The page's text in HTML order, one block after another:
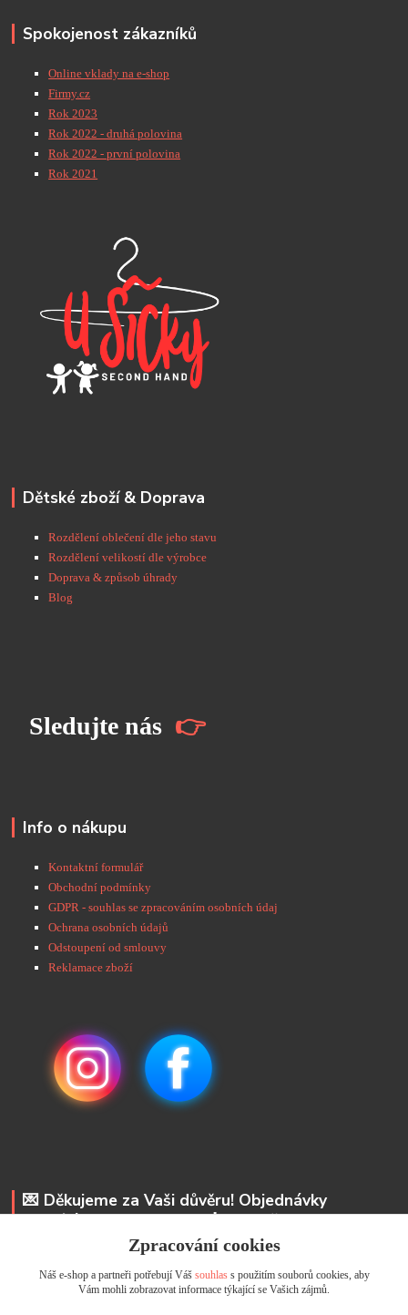
Spokojenost zákazníků
Online vklady na e-shop
Firmy.cz
Rok 2023
Rok 2022 - druhá polovina
Rok 2022 - první polovina
Rok 2021
Dětské zboží & Doprava
Rozdělení oblečení dle jeho stavu
Rozdělení velikostí dle výrobce
Doprava & způsob úhrady
Blog
Sledujte nás 👉
Info o nákupu
Kontaktní formulář
Obchodní podmínky
GDPR - souhlas se zpracováním osobních údaj
Ochrana osobních údajů
Odstoupení od smlouvy
Reklamace zboží
💌 Děkujeme za Vaši důvěru! Objednávky
odesíláme do 48 hodin. 📩 Na vaše e-maily
odpovíme do 24 hodin.
Andrea Kyselová DiS.
+ 420 737 352 681
Zpracování cookies
Náš e-shop a partneři potřebují Váš souhlass použitím souborů cookies, aby
Vám mohli zobrazovat informace týkající se Vašich zájmů.